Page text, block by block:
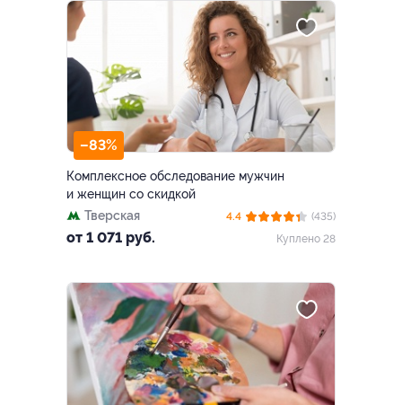
–83%
Комплексное обследование мужчин
и женщин со скидкой
Тверская
от 1 071 руб.
4.4
(435)
Куплено 28